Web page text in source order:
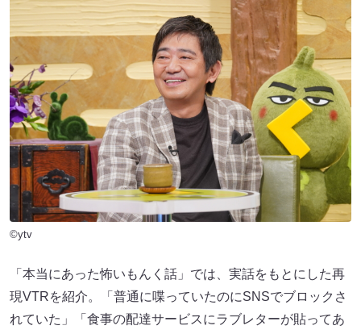
©ytv
「本当にあった怖いもんく話」では、実話をもとにした再
現VTRを紹介。「普通に喋っていたのにSNSでブロックさ
れていた」「食事の配達サービスにラブレターが貼ってあ